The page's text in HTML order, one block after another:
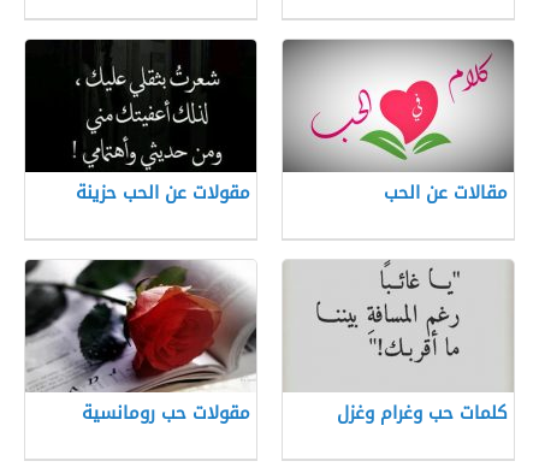
مقالات عن الحب مقولات عن الحب حزينة
كلمات حب وغرام وغزل مقولات حب رومانسية